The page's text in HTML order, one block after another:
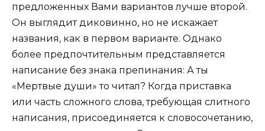
предложенных Вами вариантов лучше второй.
Он выглядит диковинно, но не искажает
названия, как в первом варианте. Однако
более предпочтительным представляется
написание без знака препинания: А ты
«Мертвые души» то читал? Когда приставка
или часть сложного слова, требующая слитного
написания, присоединяется к словосочетанию,